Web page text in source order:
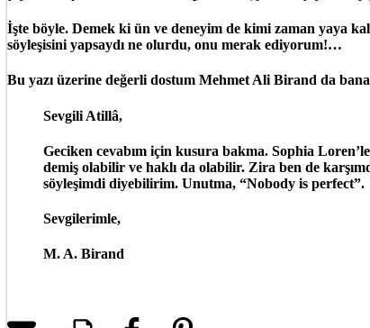
İşte böyle. Demek ki ün ve deneyim de kimi zaman yaya
söyleşisini yapsaydı ne olurdu, onu merak ediyorum!…
Bu yazı üzerine değerli dostum Mehmet Ali Birand da
Sevgili Atillâ,
Geciken cevabım için kusura bakma. Sophia
demiş olabilir ve haklı da olabilir. Zira ben de
söyleşimdi diyebilirim. Unutma, “Nobody is perfect”.
Sevgilerimle,
M. A. Birand